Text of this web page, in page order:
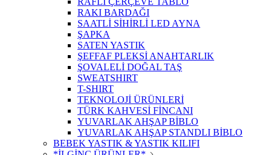
RAKI BARDAĞI
SAATLİ SİHİRLİ LED AYNA
ŞAPKA
SATEN YASTIK
ŞEFFAF PLEKSİ ANAHTARLIK
ŞOVALELİ DOĞAL TAŞ
SWEATSHIRT
T-SHIRT
TEKNOLOJİ ÜRÜNLERİ
TÜRK KAHVESİ FİNCANI
YUVARLAK AHŞAP BİBLO
YUVARLAK AHŞAP STANDLI BİBLO
BEBEK YASTIK & YASTIK KILIFI